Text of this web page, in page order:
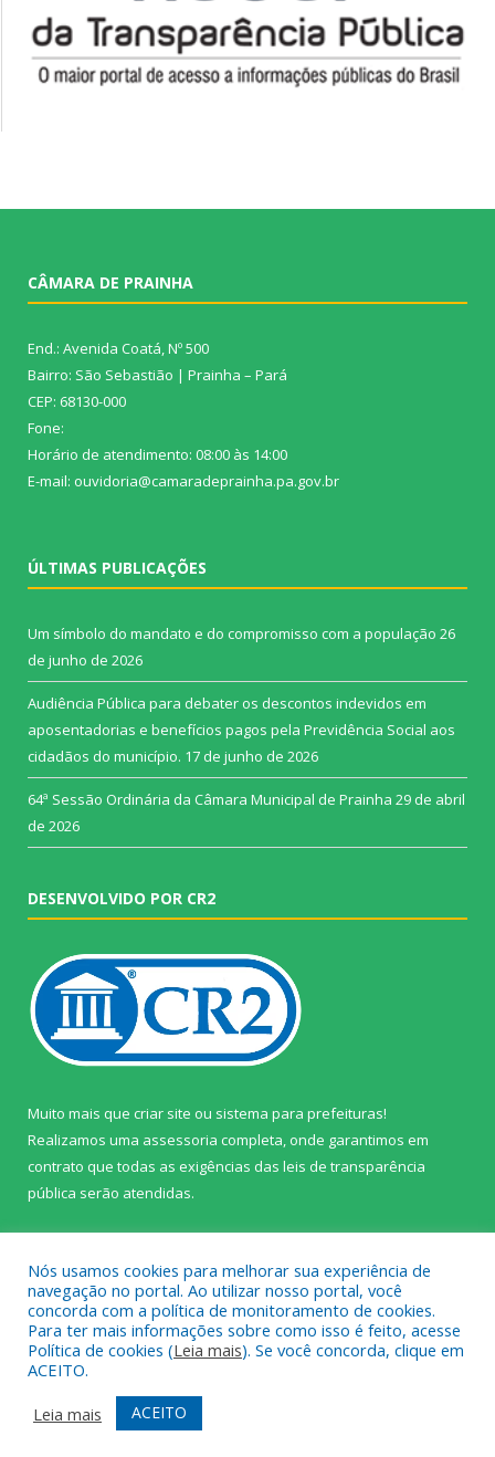
CÂMARA DE PRAINHA
End.: Avenida Coatá, Nº 500
Bairro: São Sebastião | Prainha – Pará
CEP: 68130-000
Fone:
Horário de atendimento: 08:00 às 14:00
E-mail: ouvidoria@camaradeprainha.pa.gov.br
ÚLTIMAS PUBLICAÇÕES
Um símbolo do mandato e do compromisso com a população 26
de junho de 2026
Audiência Pública para debater os descontos indevidos em
aposentadorias e benefícios pagos pela Previdência Social aos
cidadãos do município. 17 de junho de 2026
64ª Sessão Ordinária da Câmara Municipal de Prainha 29 de abril
de 2026
DESENVOLVIDO POR CR2
Muito mais que criar site ou sistema para prefeituras!
Realizamos uma assessoria completa, onde garantimos em
contrato que todas as exigências das leis de transparência
pública serão atendidas.
Todos os direitos reservados a Câmara Municipal de Prainha.
Mapa do Site
Acessar Área Administrativa
Acessar Webmail
Nós usamos cookies para melhorar sua experiência de
navegação no portal. Ao utilizar nosso portal, você
concorda com a política de monitoramento de cookies.
Para ter mais informações sobre como isso é feito, acesse
Política de cookies (Leia mais). Se você concorda, clique em
ACEITO.
Leia mais
ACEITO